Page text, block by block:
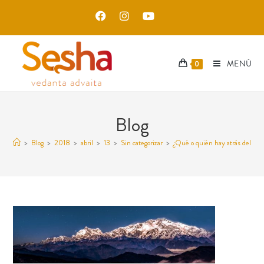
0 MENÚ
Blog
> Blog > 2018 > abril > 13 > Sin categorizar > ¿Qué o quién hay atrás del